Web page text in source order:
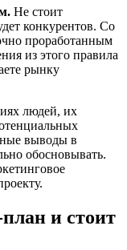
Не стоит
конкурентов. Со
проработанным
из этого правила
рынку
людей, их
выводы в
обосновывать.
и стоит